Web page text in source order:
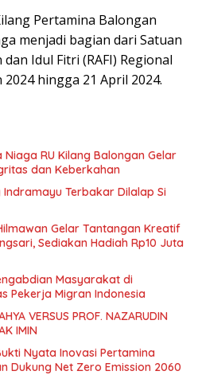
Pertamina Balongan
menjadi bagian dari Satuan
Idul Fitri (RAFI) Regional
hingga 21 April 2024.
RU Kilang Balongan Gelar
dan Keberkahan
Terbakar Dilalap Si
Gelar Tantangan Kreatif
Sediakan Hadiah Rp10 Juta
Masyarakat di
Pekerja Migran Indonesia
VERSUS PROF. NAZARUDIN
IMIN
Nyata Inovasi Pertamina
Dukung Net Zero Emission 2060